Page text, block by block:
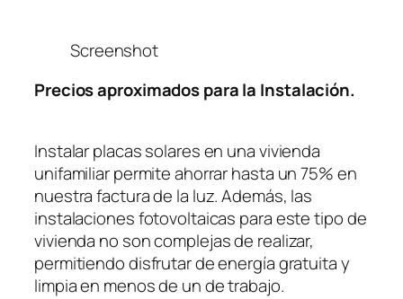
Screenshot
Precios aproximados para la Instalación.
Instalar placas solares en una vivienda
unifamiliar permite ahorrar hasta un 75% en
nuestra factura de la luz. Además, las
instalaciones fotovoltaicas para este tipo de
vivienda no son complejas de realizar,
permitiendo disfrutar de energía gratuita y
limpia en menos de un de trabajo.